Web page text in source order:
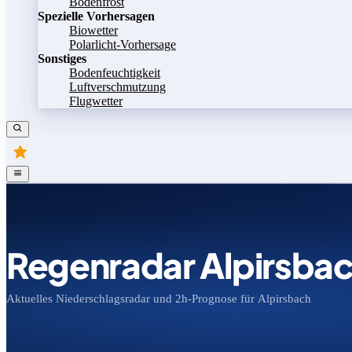
Spezielle Vorhersagen
Biowetter
Polarlicht-Vorhersage
Sonstiges
Bodenfeuchtigkeit
Luftverschmutzung
Flugwetter
Regenradar
Aktuelles Niederschlagsradar und 2h-Prognose für Alpirsbach